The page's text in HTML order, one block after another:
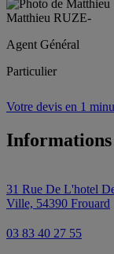
Matthieu RUZE-
Agent Général
Particulier
Votre devis en 1
Informations
31 Rue De L'hotel
Ville, 54390 Frouard
03 83 40 27 55